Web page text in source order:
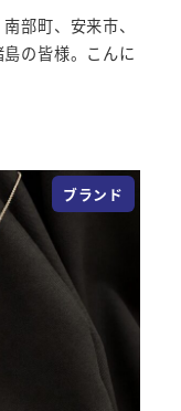
部町、安来市、
の皆様。こんに
ブランド